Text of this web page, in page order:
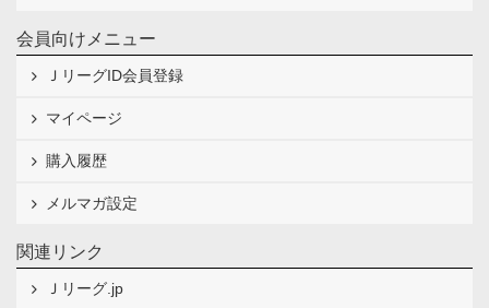
会員向けメニュー
ＪリーグID会員登録
マイページ
購入履歴
メルマガ設定
関連リンク
Ｊリーグ.jp